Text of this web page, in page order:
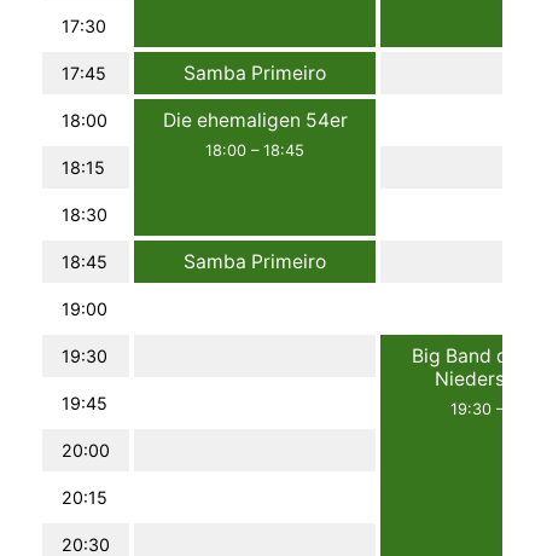
17:30
17:45 Samba Primeiro
17:45 –18:00
18:00 Die ehemaligen 54er
18:00 – 18:45
18:15
18:30
18:45 Samba Primeiro
19:00
19:30
Big Band der
19:30 –
19:45
20:00
20:15
20:30